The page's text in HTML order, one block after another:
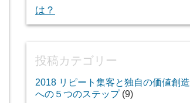
は？
投稿カテゴリー
2018 リピート集客と独自の価値創造
への５つのステップ(9)